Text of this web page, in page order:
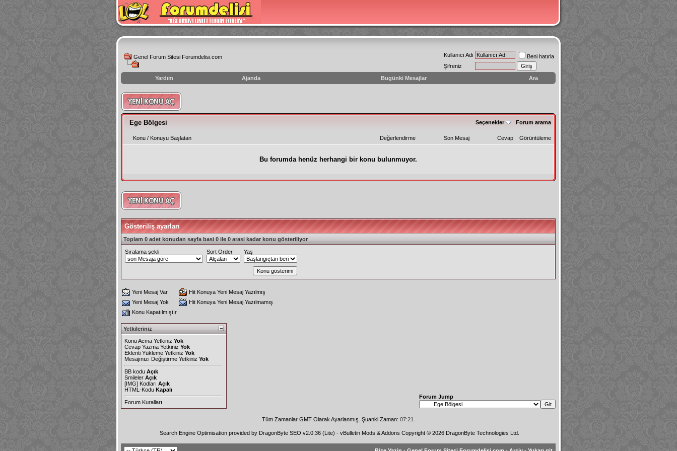
Genel Forum Sitesi Forumdelisi.com Kullanıcı Adı
Beni hatırla
Şifreniz
Yardım
Ajanda Bugünki Mesajlar Ara
instagram
izlenme
hilesi
Ege Bölgesi
Seçenekler Forum arama
Değerlendirme
Konu / Konuyu Başlatan Son Mesaj Cevap Görüntüleme
Bu forumda henüz herhangi bir konu bulunmuyor.
Gösteriliş ayarları
Toplam 0 adet konudan sayfa basi 0 ile 0 arasi kadar konu gösteriliyor
Sıralama şekli Sort Order Yaş
Yeni Mesaj Var
Hit Konuya Yeni Mesaj Yazılmış
Yeni Mesaj Yok
Hit Konuya Yeni Mesaj Yazılmamış
Konu Kapatılmıştır
Yetkileriniz
Konu Acma Yetkiniz Yok
Cevap Yazma Yetkiniz Yok
Eklenti Yükleme Yetkiniz Yok
Mesajınızı Değiştirme Yetkiniz Yok
BB kodu Açık
Smileler Açık
[IMG] Kodları Açık
HTML-Kodu Kapalı
Forum Kuralları
Forum Jump
Tüm Zamanlar GMT Olarak Ayarlanmış. Şuanki Zaman: 07:21
Search Engine Optimisation provided by DragonByte SEO v2.0.36 (Lite) - vBulletin Mods & Addons Copyright © 2026 DragonByte Technologies Ltd.